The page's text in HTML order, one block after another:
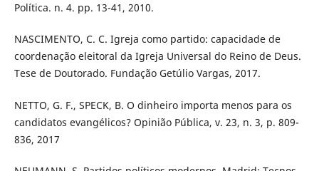
Política. n. 4. pp. 13-41, 2010.
NASCIMENTO, C. C. Igreja como partido: capacidade de
coordenação eleitoral da Igreja Universal do Reino de Deus.
Tese de Doutorado. Fundação Getúlio Vargas, 2017.
NETTO, G. F., SPECK, B. O dinheiro importa menos para os
candidatos evangélicos? Opinião Pública, v. 23, n. 3, p. 809-
836, 2017